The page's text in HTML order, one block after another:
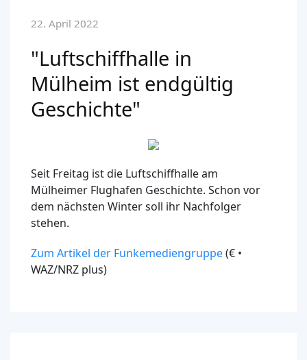
22. April 2022
"Luftschiffhalle in
Mülheim ist endgültig
Geschichte"
Seit Freitag ist die Luftschiffhalle am
Mülheimer Flughafen Geschichte. Schon vor
dem nächsten Winter soll ihr Nachfolger
stehen.
Zum Artikel der Funkemediengruppe(€ •
WAZ/NRZ plus)